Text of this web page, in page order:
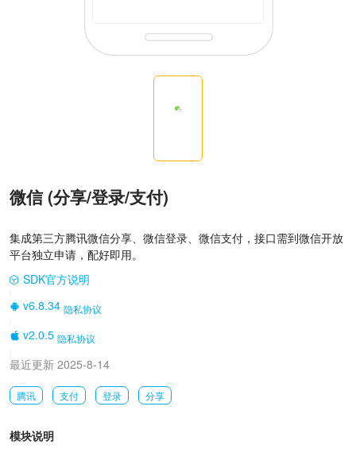
微信 (分享/登录/支付)
集成第三方腾讯微信分享、微信登录、微信支付，接口需到微信开放
平台独立申请，配好即用。
SDK官方说明
v6.8.34 隐私协议
v2.0.5 隐私协议
最近更新 2025-8-14
腾讯 支付 登录 分享
模块说明